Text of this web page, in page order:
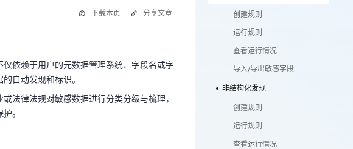
”,国产化软件全面适配，
国家云助力中小企业腾飞，高额上云补贴重磅
新用户注册下单得现金
下载本页
依赖于用户的元数据管理系统、字段名或字
自动发现和标识。
护。
分享文章
依赖于用户的元数据管理系统、字段名或字
自动发现和标识。
法律法规对敏感数据进行分类分级与梳理，
。
创建规则
运行规则
查看运行情况
导入/导出敏感字段
非结构化发现
创建规则
运行规则
查看运行情况